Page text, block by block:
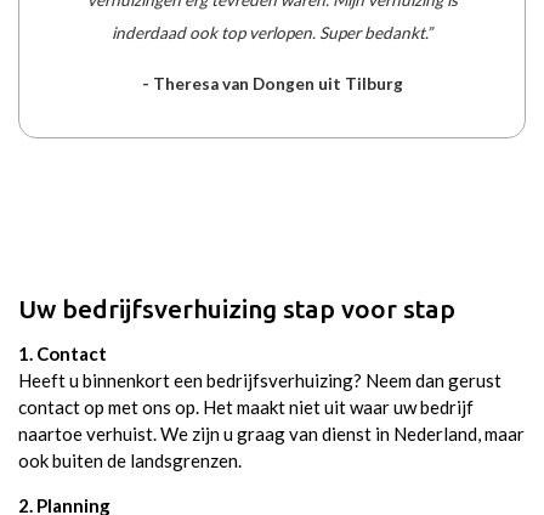
inderdaad ook top verlopen. Super bedankt.”
- Theresa van Dongen uit Tilburg
Uw bedrijfsverhuizing stap voor stap
1. Contact
Heeft u binnenkort een bedrijfsverhuizing? Neem dan gerust
contact op met ons op. Het maakt niet uit waar uw bedrijf
naartoe verhuist. We zijn u graag van dienst in Nederland, maar
ook buiten de landsgrenzen.
2. Planning